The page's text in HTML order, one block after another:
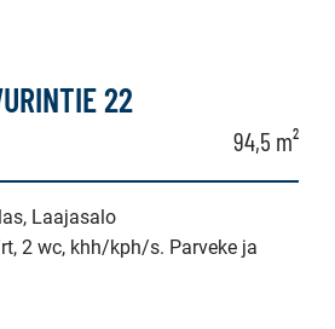
22
94,5 m²
Laajasalo
2 wc, khh/kph/s. Parveke ja